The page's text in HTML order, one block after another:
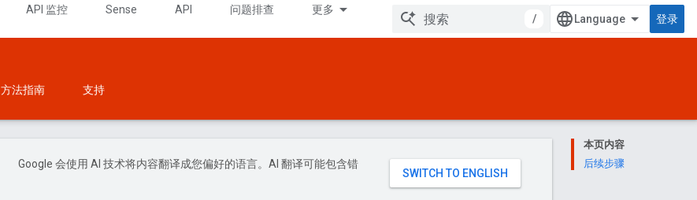
API 监控 Sense API 问题排查 更多
/ 登录
方法指南 支持
本页内容
后续步骤
Google 会使用 AI 技术将内容翻译成您偏好的语言。AI 翻译可能包含错